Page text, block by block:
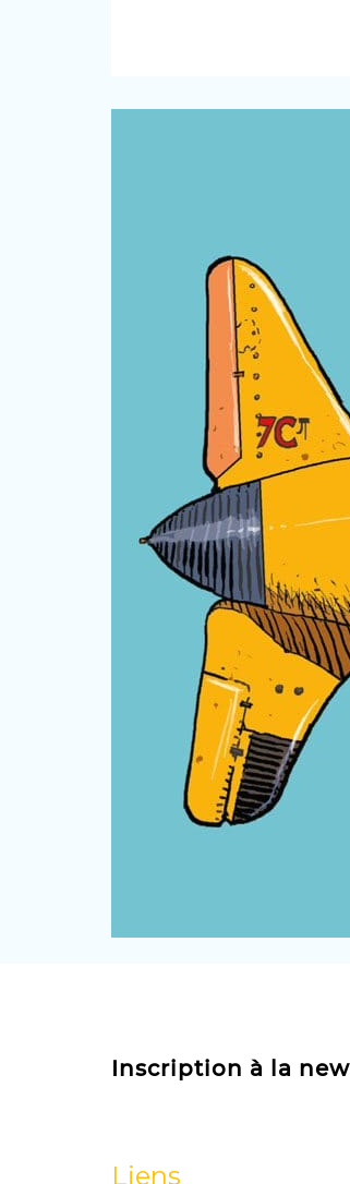
Inscription à la
Liens